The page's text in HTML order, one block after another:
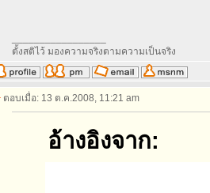
ตั้งสติไว้ มองความจริงตามความเป็นจริง
ตอบเมื่อ: 13 ต.ค.2008, 11:21 am
อ้างอิงจาก: